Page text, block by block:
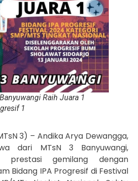
Raih Juara 1
1
3) – Andika Arya Dewangga,
dari MTsN 3 Banyuwangi,
prestasi gemilang dengan
Bidang IPA Progresif di Festival